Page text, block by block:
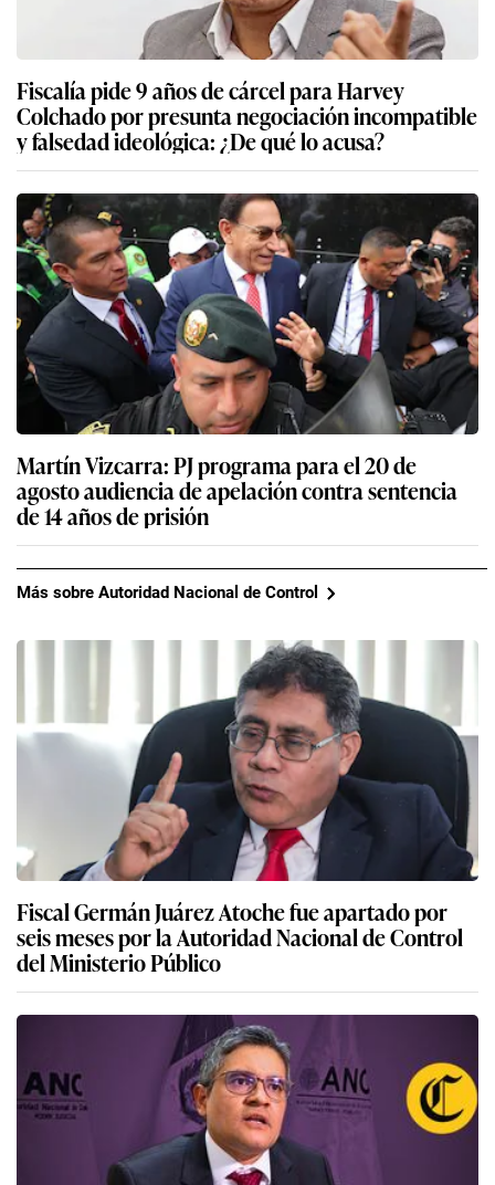
Fiscalía pide 9 años de cárcel para Harvey
Colchado por presunta negociación incompatible
y falsedad ideológica: ¿De qué lo acusa?
Martín Vizcarra: PJ programa para el 20 de
agosto audiencia de apelación contra sentencia
de 14 años de prisión
Más sobre Autoridad Nacional de Control
Fiscal Germán Juárez Atoche fue apartado por
seis meses por la Autoridad Nacional de Control
del Ministerio Público